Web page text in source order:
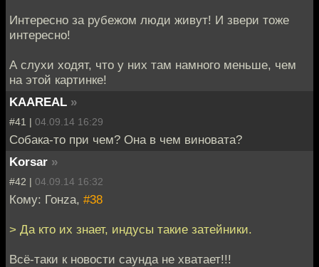
Интересно за рубежом люди живут! И звери тоже
интересно!
А слухи ходят, что у них там намного меньше, чем
на этой картинке!
KAAREAL »
#41 | 04.09.14 16:29
Собака-то при чем? Она в чем виновата?
Korsar »
#42 | 04.09.14 16:32
Кому: Гонzа, #38
> Да кто их знает, индусы такие затейники.
Всё-таки к новости саунда не хватает!!!